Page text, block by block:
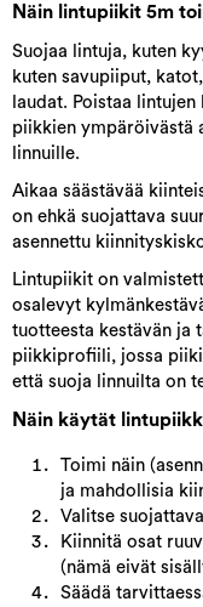
Näin lintupiikit 5m
Suojaa lintuja, kuten
kuten savupiiput,
laudat. Poistaa
piikkien ympäröivästä
linnuille.
Aikaa säästävää
on ehkä suojattava
asennettu
Lintupiikit on
osalevyt
tuotteesta kestävän ja
piikkiprofiili, jossa
että suoja linnuilta on
Näin käytät
Toimi näin
ja mahdollisia
Valitse
Kiinnitä osat
(nämä eivät
Säädä